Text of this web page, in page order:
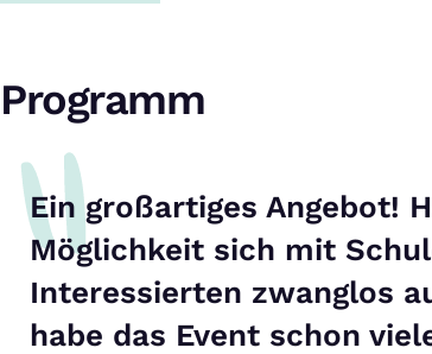
Programm
Ein großartiges Angebot!
Möglichkeit sich mit
Interessierten zwanglos
habe das Event schon